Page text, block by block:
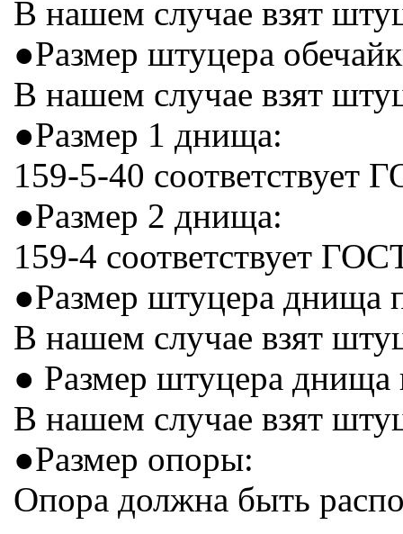
В нашем случае взят
●Размер штуцера
В нашем случае взят
●Размер 1 днища:
159-5-40 соответствует
●Размер 2 днища:
159-4 соответствует
●Размер штуцера днища
В нашем случае взят
● Размер штуцера
В нашем случае взят
Опора должна быть